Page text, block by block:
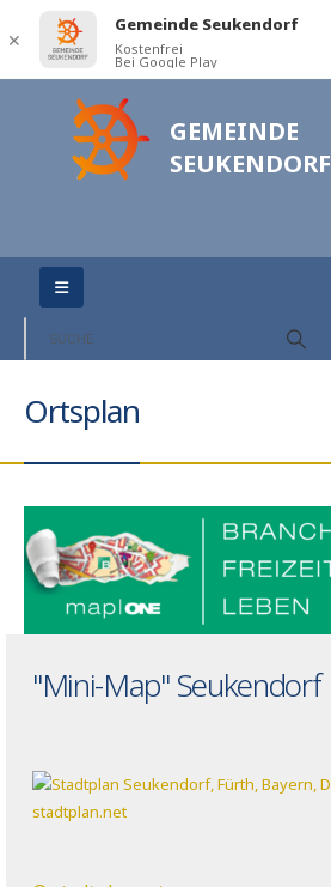
GEMEINDE
SEUKENDORF
Ortsplan
"Mini-Map" Seukendorf
✕
Gemeinde Seukendorf
Kostenfrei
Bei Google Play